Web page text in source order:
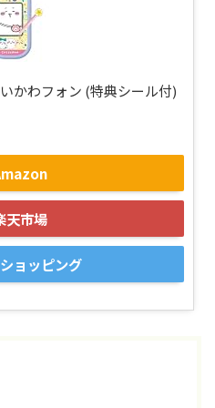
かわフォン (特典シール付)
天市場
ョッピング